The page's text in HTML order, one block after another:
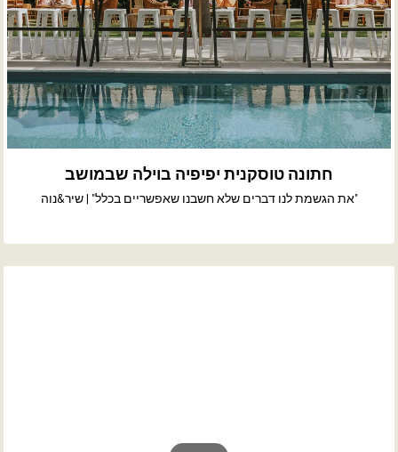
חתונה טוסקנית יפיפיה בוילה שבמושב
"את הגשמת לנו דברים שלא חשבנו שאפשריים בכלל" | שיר&נוה